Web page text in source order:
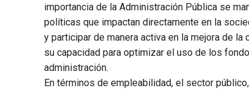
importancia de la Administración Pública se
políticas que impactan directamente en la
y participar de manera activa en la mejora de
su capacidad para optimizar el uso de los
administración.
En términos de empleabilidad, el sector